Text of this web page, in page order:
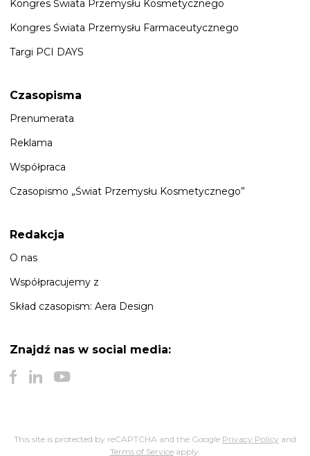
Kongres Świata Przemysłu Kosmetycznego
Kongres Świata Przemysłu Farmaceutycznego
Targi PCI DAYS
Czasopisma
Prenumerata
Reklama
Współpraca
Czasopismo „Świat Przemysłu Kosmetycznego”
Redakcja
O nas
Współpracujemy z
Skład czasopism: Aera Design
Znajdź nas w social media:
This site is protected by reCAPTCHA and the Google Privacy Policy and
Terms of Serviceapply.